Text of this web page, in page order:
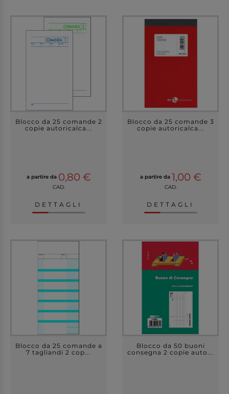
Blocco da 25 comande 2
copie autoricalca...
a partire da 0,80 €
CAD.
DETTAGLI
Blocco da 25 comande 3
copie autoricalca...
a partire da 1,00 €
CAD.
DETTAGLI
Blocco da 25 comande a
7 tagliandi 2 cop...
Blocco da 50 buoni
consegna 2 copie auto...